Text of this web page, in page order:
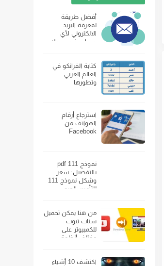
أفضل طريقة
لمعرفة البريد
الالكتروني لأي
حساب فيس بوك
كتابة الفرانكو في
العالم العربي
وتطورها
استرجاع أرقام
الهواتف من
Facebook
نموذج 111 pdf
بالتفصيل: سعر
وشكل نموذج 111
للتأمين الصحي
من هنا يمكن تحميل
سناب تيوب
للكمبيوتر على
مختلف أنظمة
اكتشف 10 أشياء